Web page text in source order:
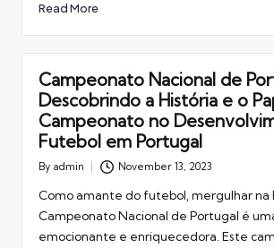
Read More
Campeonato Nacional de
Descobrindo a História e o
Campeonato no
Futebol em Portugal
Posted
By admin November 13, 2023
Como amante do futebol, mergulhar na
Campeonato Nacional de Portugal é
emocionante e enriquecedora. Este